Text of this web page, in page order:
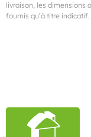
livraison, les dimensions
fournis qu’à titre